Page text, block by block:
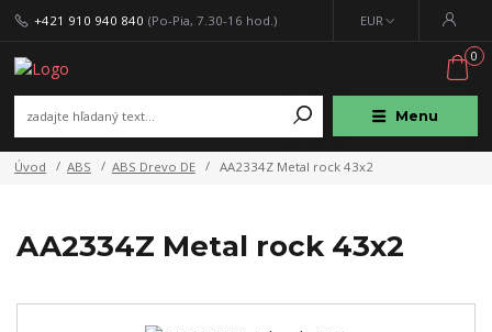
Menu
EUR
+421 910 940 840 (Po-Pia, 7.30-16 hod.)
0
Úvod ABS ABS Drevo DE AA2334Z Metal rock 43x2
AA2334Z Metal rock 43x2